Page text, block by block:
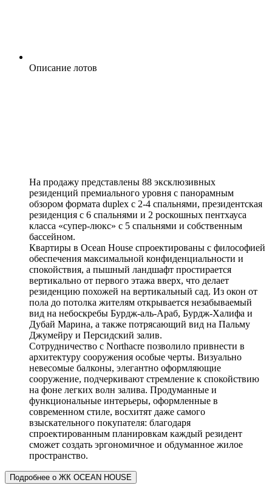
Описание лотов
На продажу представлены 88 эксклюзивных
резиденций премиального уровня с панорамным
обзором формата duplex c 2-4 спальнями, президентская
резиденция с 6 спальнями и 2 роскошных пентхауса
класса «супер-люкс» с 5 спальнями и собственным
бассейном.
Квартиры в Ocean House спроектированы с философией
обеспечения максимальной конфиденциальности и
спокойствия, а пышный ландшафт простирается
вертикально от первого этажа вверх, что делает
резиденцию похожей на вертикальный сад. Из окон от
пола до потолка жителям открывается незабываемый
вид на небоскребы Бурдж-аль-Араб, Бурдж-Халифа и
Дубай Марина, а также потрясающий вид на Пальму
Джумейру и Персидский залив.
Сотрудничество с Northacre позволило привнести в
архитектуру сооружения особые черты. Визуально
невесомые балконы, элегантно оформляющие
сооружение, подчеркивают стремление к спокойствию
на фоне легких волн залива. Продуманные и
функциональные интерьеры, оформленные в
современном стиле, восхитят даже самого
взыскательного покупателя: благодаря
спроектированным планировкам каждый резидент
сможет создать эргономичное и обдуманное жилое
пространство.
Подробнее о ЖК OCEAN HOUSE